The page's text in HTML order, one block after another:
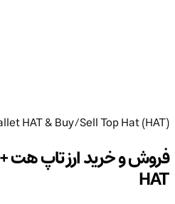
HAT & Buy/Sell Top Hat (HAT)
فروش و خرید ارز تاپ هت +
HAT